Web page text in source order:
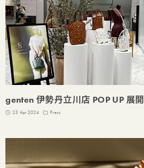
genten 伊勢丹立川店 POP UP 展開
23 Apr 2024 Press